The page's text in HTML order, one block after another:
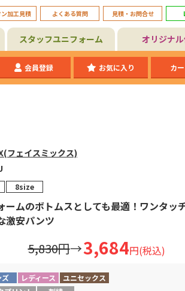
加工見積 よくある質問 見積・お問合せ
スタッフユニフォーム オリジナ
会員登録 お気に入り カ
フェイスミックス)
8size
ームのボトムスとしても最適！ワンタッ
激安パンツ
5,830円→3,684円(税込)
ズ レディース
ユニセックス